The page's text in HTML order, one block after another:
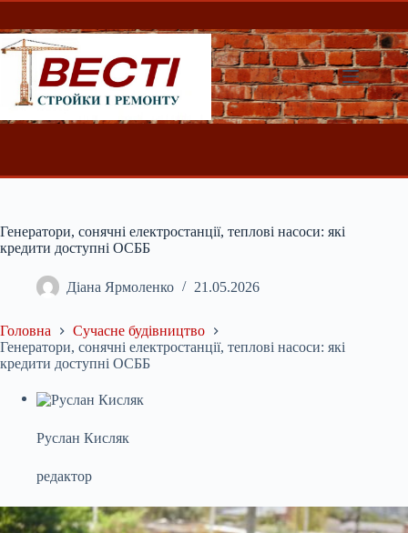
Перейти
вмісту
Генератори, сонячні електростанції, теплові насоси: які
кредити доступні ОСББ
Діана Ярмоленко 21.05.2026
Головна
Сучасне будівництво
Генератори, сонячні електростанції, теплові насоси: які
кредити доступні ОСББ
Руслан Кисляк
редактор